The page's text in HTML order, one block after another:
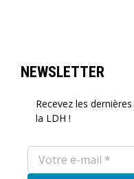
NEWSLETTER
Recevez les
la LDH !